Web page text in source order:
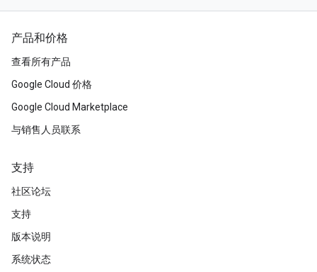
产品和价格
查看所有产品
Google Cloud 价格
Google Cloud Marketplace
与销售人员联系
支持
社区论坛
支持
版本说明
系统状态